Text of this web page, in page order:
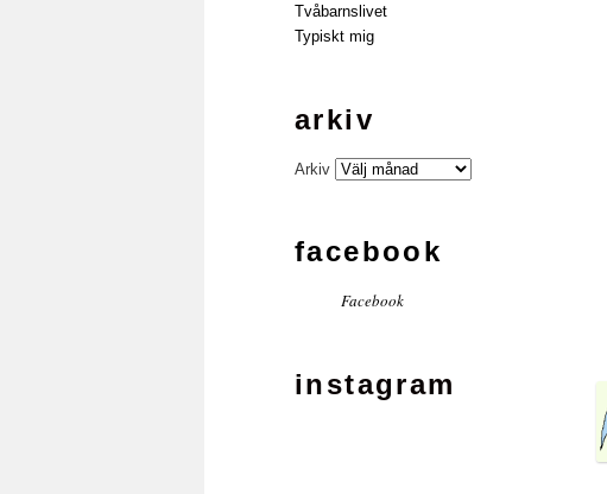
Tvåbarnslivet
Typiskt mig
arkiv
Arkiv
facebook
Facebook
instagram